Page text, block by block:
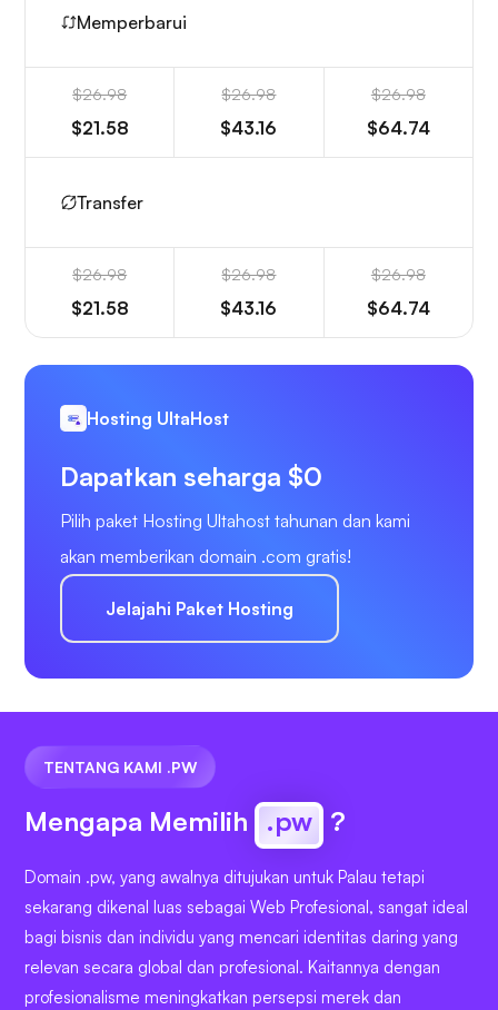
Memperbarui
$26.98
$21.58
$26.98
$43.16
$26.98
$64.74
Transfer
$26.98
$21.58
$26.98
$43.16
$26.98
$64.74
Hosting UltaHost
Dapatkan seharga $0
Pilih paket Hosting Ultahost tahunan dan kami
akan memberikan domain .com gratis!
Jelajahi Paket Hosting
TENTANG KAMI .PW
Mengapa Memilih .pw ?
Domain .pw, yang awalnya ditujukan untuk Palau tetapi
sekarang dikenal luas sebagai Web Profesional, sangat ideal
bagi bisnis dan individu yang mencari identitas daring yang
relevan secara global dan profesional. Kaitannya dengan
profesionalisme meningkatkan persepsi merek dan